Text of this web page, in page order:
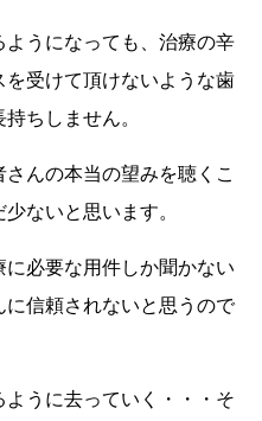
うになっても、治療の辛
受けて頂けないような歯
ちしません。
んの本当の望みを聴くこ
ないと思います。
必要な用件しか聞かない
信頼されないと思うので
うに去っていく・・・そ